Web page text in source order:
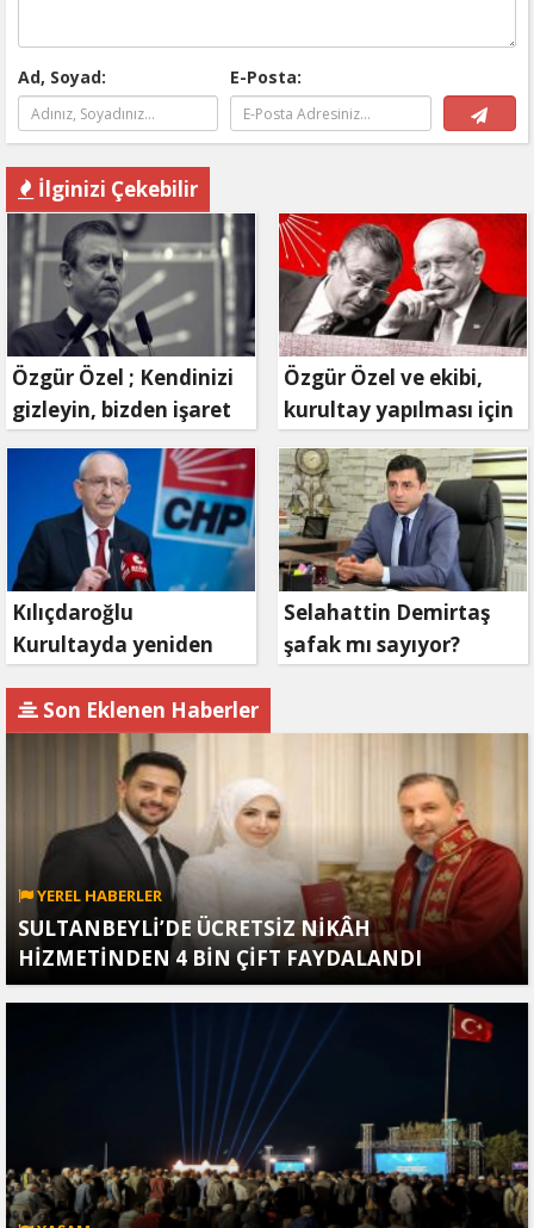
Ad, Soyad: E-Posta:
İlginizi Çekebilir
Özgür Özel ; Kendinizi
gizleyin, bizden işaret
bekleyin
Özgür Özel ve ekibi,
kurultay yapılması için
mahkemeye
başvuruyor
Kılıçdaroğlu
Kurultayda yeniden
Selahattin Demirtaş
şafak mı sayıyor?
Son Eklenen Haberler
YEREL HABERLER
SULTANBEYLİ’DE ÜCRETSİZ NİKÂH
HİZMETİNDEN 4 BİN ÇİFT FAYDALANDI